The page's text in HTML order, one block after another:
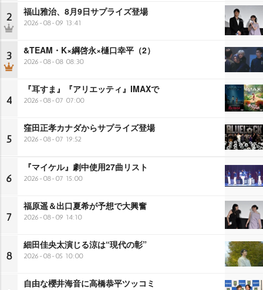
2 福山雅治、8月9日サプライズ登場
2026-08-09 13:41
3 &TEAM・K×綱啓永×樋口幸平（2）
2026-08-08 08:30
4
『耳すま』『アリエッティ』IMAXで
2026-08-07 07:00
5
窪田正孝カナダからサプライズ登場
2026-08-07 19:52
6
『マイケル』劇中使用27曲リスト
2026-08-07 15:00
7
福原遥＆出口夏希が予想で大興奮
2026-08-09 14:10
8
細田佳央太演じる涼は“現代の彰”
2026-08-05 10:00
自由な櫻井海音に高橋恭平ツッコミ